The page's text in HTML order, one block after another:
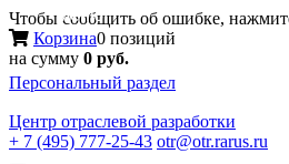
Чтобы сообщить об ошибке,
Корзина0 позиций
на сумму 0 руб.
Персональный раздел
Центр отраслевой разработки
+ 7 (495) 777-25-43 otr@otr.rarus.ru
Меню